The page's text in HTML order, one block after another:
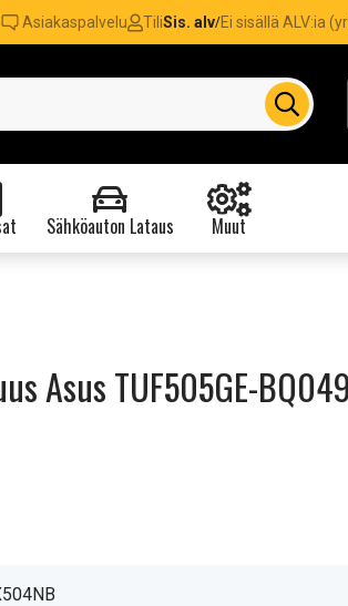
Asiakaspalvelu TiliSis. alv/Ei sisällä ALV:ia
Sähköauton Lataus Muut
Asus TUF505GE-